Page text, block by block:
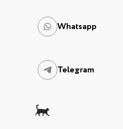
Whatsapp
Telegram